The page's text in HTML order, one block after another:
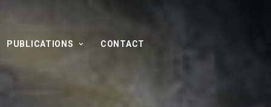
PUBLICATIONS CONTACT